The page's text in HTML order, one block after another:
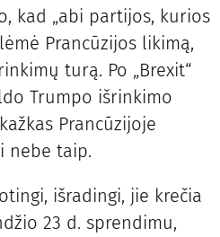
kad „abi partijos, kurios
Prancūzijos likimą,
turą. Po „Brexit“
Trumpo išrinkimo
Prancūzijoje
nebe taip.
išradingi, jie krečia
23 d. sprendimu,